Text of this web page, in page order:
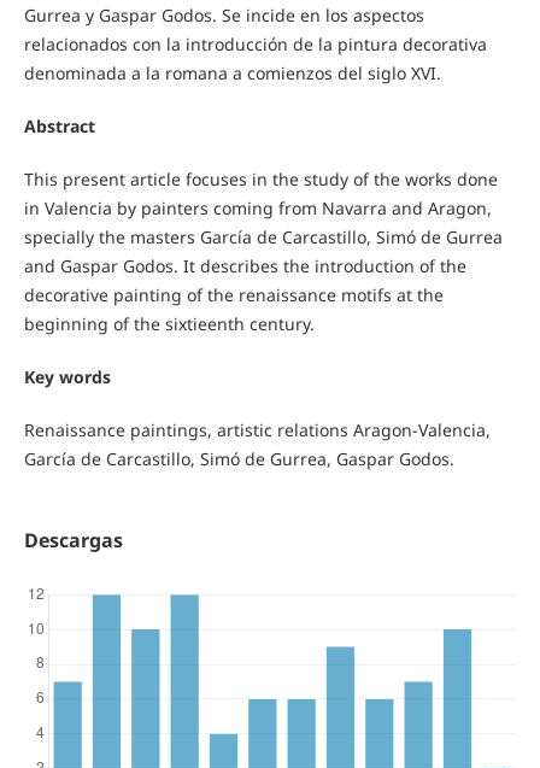
Gurrea y Gaspar Godos. Se incide en los aspectos
relacionados con la introducción de la pintura decorativa
denominada a la romana a comienzos del siglo XVI.
Abstract
This present article focuses in the study of the works done
in Valencia by painters coming from Navarra and Aragon,
specially the masters García de Carcastillo, Simó de Gurrea
and Gaspar Godos. It describes the introduction of the
decorative painting of the renaissance motifs at the
beginning of the sixtieenth century.
Key words
Renaissance paintings, artistic relations Aragon-Valencia,
García de Carcastillo, Simó de Gurrea, Gaspar Godos.
Descargas